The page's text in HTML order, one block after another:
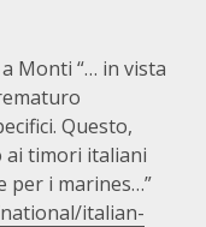
Monti “… in vista
Questo,
timori italiani
per i marines…”
italian-